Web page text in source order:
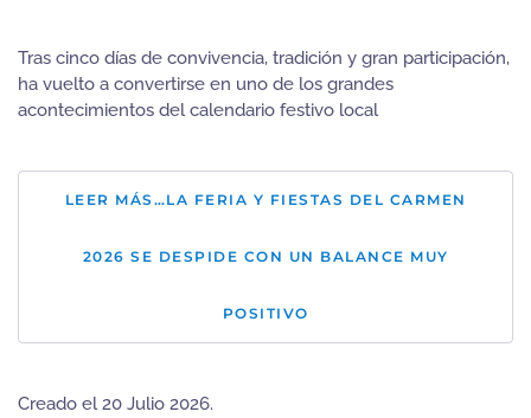
Tras cinco días de convivencia, tradición y gran participación,
ha vuelto a convertirse en uno de los grandes
acontecimientos del calendario festivo local
LEER MÁS…LA FERIA Y FIESTAS DEL CARMEN
2026 SE DESPIDE CON UN BALANCE MUY
POSITIVO
Creado el20 Julio 2026.